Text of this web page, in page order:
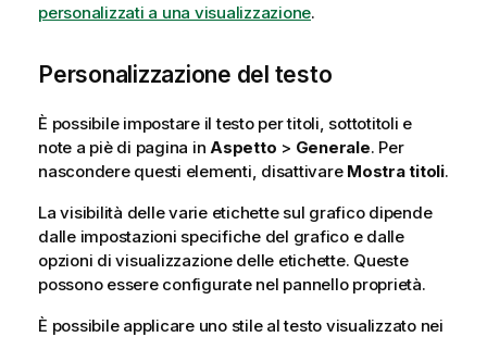
personalizzati a una visualizzazione.
Personalizzazione del testo
È possibile impostare il testo per titoli, sottotitoli e
note a piè di pagina in Aspetto > Generale. Per
nascondere questi elementi, disattivare Mostra titoli.
La visibilità delle varie etichette sul grafico dipende
dalle impostazioni specifiche del grafico e dalle
opzioni di visualizzazione delle etichette. Queste
possono essere configurate nel pannello proprietà.
È possibile applicare uno stile al testo visualizzato nei